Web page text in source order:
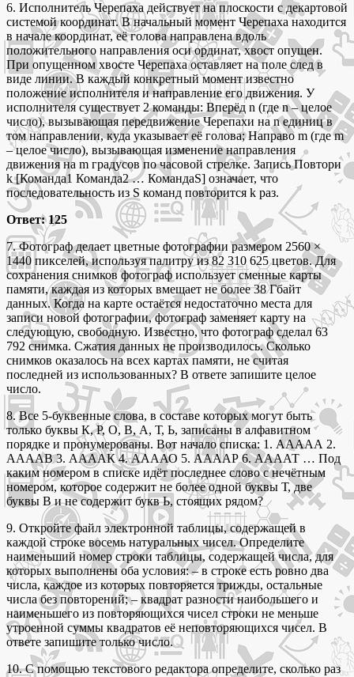
6. Исполнитель Черепаха действует на плоскости с декартовой
системой координат. В начальный момент Черепаха находится
в начале координат, её голова направлена вдоль
положительного направления оси ординат, хвост опущен.
При опущенном хвосте Черепаха оставляет на поле след в
виде линии. В каждый конкретный момент известно
положение исполнителя и направление его движения. У
исполнителя существует 2 команды: Вперёд n (где n – целое
число), вызывающая передвижение Черепахи на n единиц в
том направлении, куда указывает её голова; Направо m (где m
– целое число), вызывающая изменение направления
движения на m градусов по часовой стрелке. Запись Повтори
k [Команда1 Команда2 … КомандаS] означает, что
последовательность из S команд повторится k раз.
Ответ: 125
7. Фотограф делает цветные фотографии размером 2560 ×
1440 пикселей, используя палитру из 82 310 625 цветов. Для
сохранения снимков фотограф использует сменные карты
памяти, каждая из которых вмещает не более 38 Гбайт
данных. Когда на карте остаётся недостаточно места для
записи новой фотографии, фотограф заменяет карту на
следующую, свободную. Известно, что фотограф сделал 63
792 снимка. Сжатия данных не производилось. Сколько
снимков оказалось на всех картах памяти, не считая
последней из использованных? В ответе запишите целое
число.
8. Все 5-буквенные слова, в составе которых могут быть
только буквы К, Р, О, В, А, Т, Ь, записаны в алфавитном
порядке и пронумерованы. Вот начало списка: 1. ААААА 2.
ААААВ 3. ААААК 4. ААААО 5. ААААР 6. ААААТ … Под
каким номером в списке идёт последнее слово c нечётным
номером, которое содержит не более одной буквы Т, две
буквы В и не содержит букв Ь, стоящих рядом?
9. Откройте файл электронной таблицы, содержащей в
каждой строке восемь натуральных чисел. Определите
наименьший номер строки таблицы, содержащей числа, для
которых выполнены оба условия: – в строке есть ровно два
числа, каждое из которых повторяется трижды, остальные
числа без повторений; – квадрат разности наибольшего и
наименьшего из повторяющихся чисел строки не меньше
утроенной суммы квадратов её неповторяющихся чисел. В
ответе запишите только число.
10. С помощью текстового редактора определите, сколько раз